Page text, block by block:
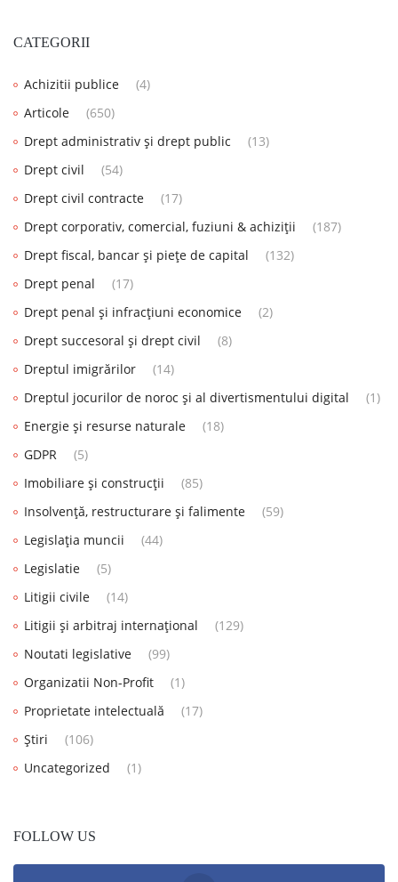
CATEGORII
Achizitii publice
(4)
Articole
(650)
Drept administrativ și drept public
(13)
Drept civil
(54)
Drept civil contracte
(17)
Drept corporativ, comercial, fuziuni & achiziții
(187)
Drept fiscal, bancar și piețe de capital
(132)
Drept penal
(17)
Drept penal și infracțiuni economice
(2)
Drept succesoral și drept civil
(8)
Dreptul imigrărilor
(14)
Dreptul jocurilor de noroc și al divertismentului digital
(1)
Energie și resurse naturale
(18)
GDPR
(5)
Imobiliare și construcții
(85)
Insolvență, restructurare și falimente
(59)
Legislația muncii
(44)
Legislatie
(5)
Litigii civile
(14)
Litigii și arbitraj internațional
(129)
Noutati legislative
(99)
Organizatii Non-Profit
(1)
Proprietate intelectuală
(17)
Știri
(106)
Uncategorized
(1)
FOLLOW US